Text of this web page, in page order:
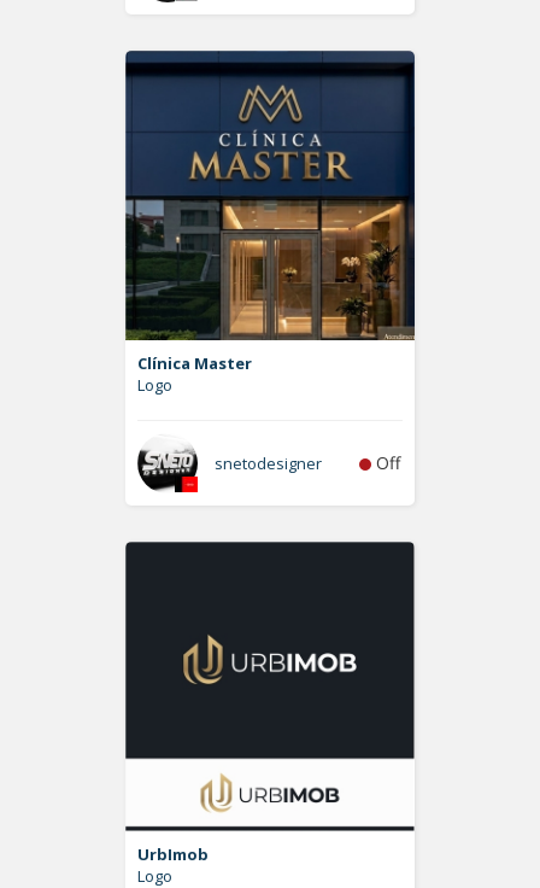
Clínica Master
Logo
snetodesigner Off
UrbImob
Logo